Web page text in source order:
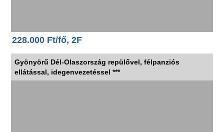
228.000 Ft/fő, 2F
Gyönyörű Dél-Olaszország repülővel, félpanziós
ellátással, idegenvezetéssel ***